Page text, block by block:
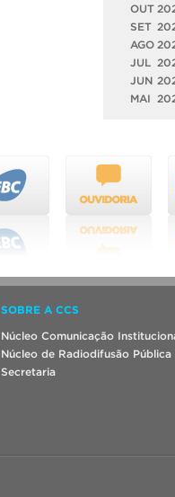
OUT
SET
AGO
JUL
JUN
MAI
SOBRE A CCS
Núcleo Comunicação
Núcleo de Radiodifusão Pública
Secretaria